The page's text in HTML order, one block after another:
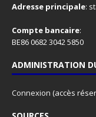
Adresse principale:
Compte bancaire:
BE86 0682 3042 5850
ADMINISTRATION
Connexion (accès